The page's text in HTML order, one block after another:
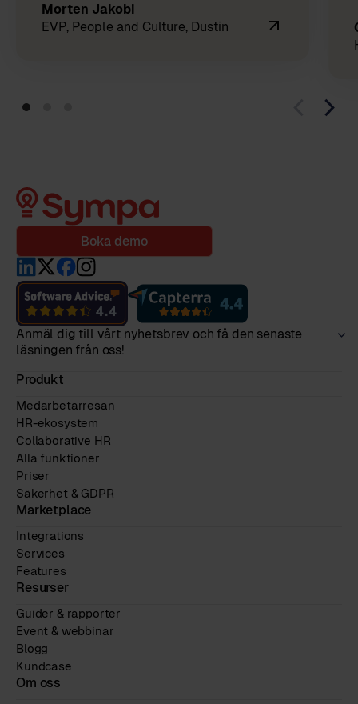
Morten Jakobi
EVP, People and Culture, Dustin
Boka demo
Anmäl dig till vårt nyhetsbrev och få den senaste
läsningen från oss!
Produkt
Medarbetarresan
HR-ekosystem
Collaborative HR
Alla funktioner
Priser
Säkerhet & GDPR
Marketplace
Integrations
Services
Features
Resurser
Guider & rapporter
Event & webbinar
Blogg
Kundcase
Om oss